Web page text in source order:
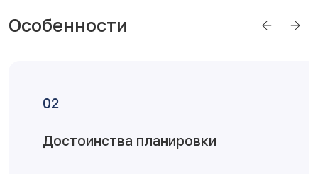
Особенности
Отделка от застройщика